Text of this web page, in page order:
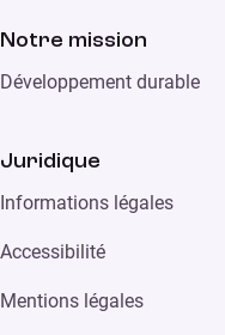
Notre mission
Développement durable
Juridique
Informations légales
Accessibilité
Mentions légales